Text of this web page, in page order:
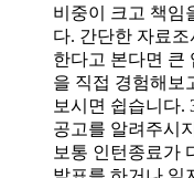
비중이 크고 책임
다. 간단한 자료
한다고 본다면 큰
을 직접 경험해보
보시면 쉽습니다.
공고를 알려주시
보통 인턴종료가